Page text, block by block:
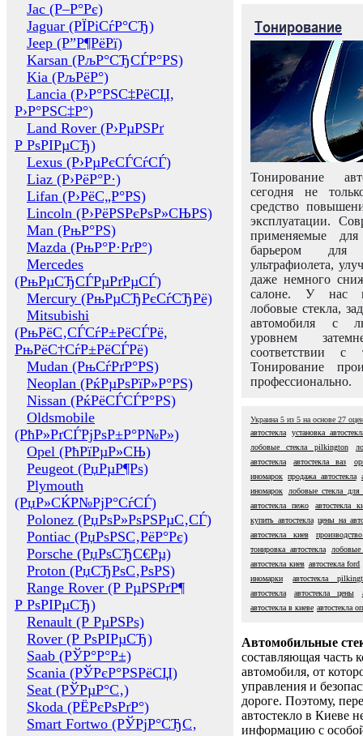
Jac (Р–Р°Рє)
Jaguar (РЇРіСѓР°СЂ)
Jeep (Р”Р¶РёРї)
Karsan (РљР°СЂСЃР°РЅ)
Kia (РљРёР°)
Lancia (Р›Р°РЅС‡РёСЏ,
Р›Р°РЅС‡Р°)
Land Rover (Р›РµРЅРґ
Р РѕРІРµСЂ)
Lexus (Р›РµРєСЃСѓСЃ)
Liaz (Р›РёР°Р·)
Lifan (Р›РёС„Р°РЅ)
Lincoln (Р›РёРЅРєРѕР»СЊРЅ)
Man (РњР°РЅ)
Mazda (РњР°Р·РґР°)
Mercedes
(РњРµСЂСЃРµРґРµСЃ)
Mercury (РњРµСЂРєСѓСЂРё)
Mitsubishi
(РњРёС‚СЃСѓР±РёСЃРё,
РњРёС†СѓР±РёСЃРё)
Mudan (РњСѓРґР°РЅ)
Neoplan (РќРµРѕРїР»Р°РЅ)
Nissan (РќРёСЃСЃР°РЅ)
Oldsmobile
(РћР»РґСЃРјРѕР±Р°Р№Р»)
Opel (РћРїРµР»СЊ)
Peugeot (РџРµР¶Рѕ)
Plymouth
(РџР»СЌР№РјР°СѓСЃ)
Polonez (РџРѕР»РѕРЅРµС‚СЃ)
Pontiac (РџРѕРЅС‚РёР°Рє)
Porsche (РџРѕСЂС€Рµ)
Proton (РџСЂРѕС‚РѕРЅ)
Range Rover (Р РµРЅРґР¶
Р РѕРІРµСЂ)
Renault (Р РµРЅРѕ)
Rover (Р РѕРІРµСЂ)
Saab (РЎР°Р°Р±)
Scania (РЎРєР°РЅРёСЏ)
Seat (РЎРµР°С‚)
Skoda (РЁРєРѕРґР°)
Smart Fortwo (РЎРјР°СЂС‚
Тонирование
Тонирование
сегодня не
средство
эксплуатации.
применяемые
барьером для
ультрафиолета,
даже немного
салоне. У нас
лобовые стекла,
автомобиля с
уровнем
соответствии с
Тонирование
профессионально.
Украина 5 из 5 на основе 27
автостекла
установка
лобовые стекла pilkington
автостекла
автостекла ваз
иномарок продажа автостекла
иномарок
лобовые стекла для
автостекла пежо
автостекла
купить автостекла цены на
автостекла киев
тонировка автостекла
лобовые
автостекла киев автостекла ford
иномарки
автостекла
автостекла
автостекла цены
автостекла в киеве автостекла
Автомобильные
составляющая часть
автомобиля, от
управления и
дороге. Поэтому,
автостекло в Киеве
информацию с